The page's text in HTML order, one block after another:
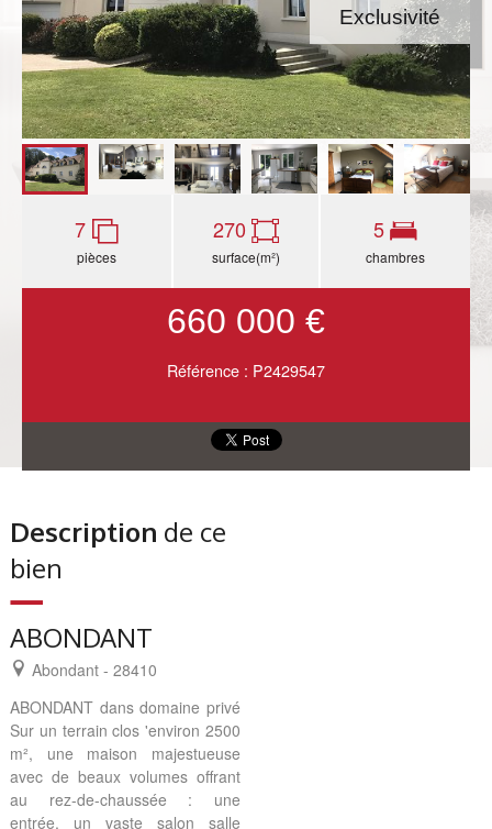
Exclusivité
7
pièces
270
surface(m²)
5
chambres
660 000 €
Référence : P2429547
Description de ce
bien
ABONDANT
Abondant - 28410
ABONDANT dans domaine privé
Sur un terrain clos 'environ 2500
m², une maison majestueuse
avec de beaux volumes offrant
au rez-de-chaussée : une
entrée, un vaste salon salle